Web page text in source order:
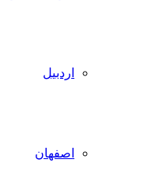
اردبیل
اصفهان